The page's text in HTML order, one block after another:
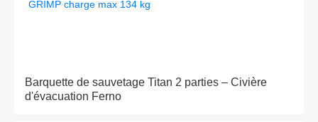
Barquette de sauvetage Titan 2 parties – Civière
d'évacuation Ferno